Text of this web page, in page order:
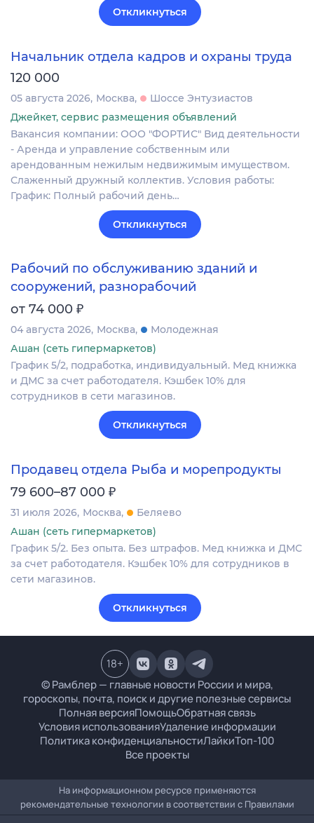
Откликнуться
Начальник отдела кадров и охраны труда
120 000
05 августа 2026 Москва
Шоссе Энтузиастов
Джейкет, сервис размещения объявлений
Вакансия компании: ООО "ФОРТИС" Вид деятельности
- Аренда и управление собственным или
арендованным нежилым недвижимым имуществом.
Слаженный дружный коллектив. Условия работы:
График: Полный рабочий день…
Откликнуться
Рабочий по обслуживанию зданий и
сооружений, разнорабочий
от 74 000 ₽
04 августа 2026 Москва
Молодежная
Ашан (сеть гипермаркетов)
График 5/2, подработка, индивидуальный. Мед книжка
и ДМС за счет работодателя. Кэшбек 10% для
сотрудников в сети магазинов.
Откликнуться
Продавец отдела Рыба и морепродукты
79 600–87 000 ₽
31 июля 2026 Москва
Беляево
Ашан (сеть гипермаркетов)
График 5/2. Без опыта. Без штрафов. Мед книжка и ДМС
за счет работодателя. Кэшбек 10% для сотрудников в
сети магазинов.
Откликнуться
© Рамблер — главные новости России и мира,
гороскопы, почта, поиск и другие полезные сервисы
Полная версияПомощьОбратная связь
Условия использованияУдаление информации
Политика конфиденциальностиЛайкиТоп-100
Все проекты
18+
На информационном ресурсе применяются
рекомендательные технологии в соответствии с Правилами